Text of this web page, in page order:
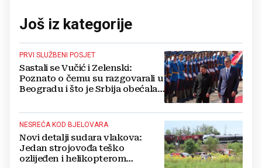
Još iz kategorije
PRVI SLUŽBENI POSJET
Sastali se Vučić i Zelenski:
Poznato o čemu su razgovarali u
Beogradu i što je Srbija obećala
NESREĆA KOD BJELOVARA
Novi detalji sudara vlakova:
Jedan strojovođa teško
ozlijeđen i helikopterom